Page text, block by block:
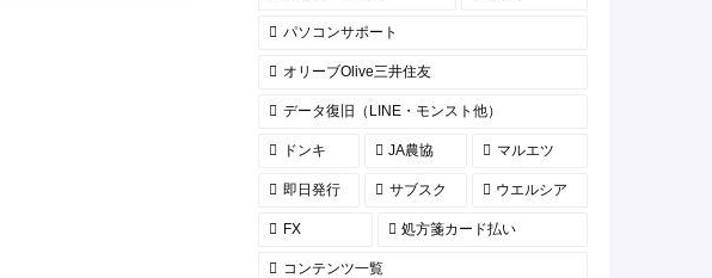
パソコンサポート
オリーブOlive三井住友
データ復旧（LINE・モンスト他）
ドンキ JA農協 マルエツ
即日発行 サブスク ウエルシア
FX 処方箋カード払い
コンテンツ一覧